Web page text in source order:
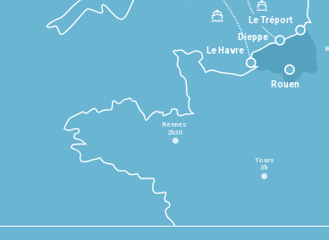
Le Havre
Dieppe
Le Tréport
Rennes
2h30
Tours
3h
Rouen